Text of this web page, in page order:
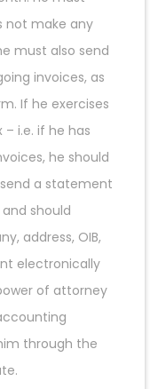
not make any
must also send
invoices, as
If he exercises
i.e. if he has
he should
a statement
should
address, OIB,
electronically
of attorney
through the